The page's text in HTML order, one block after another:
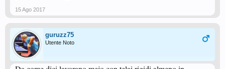
15 Ago 2017
guruzz75
Utente Noto